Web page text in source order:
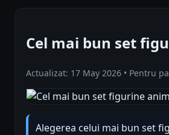
Cel mai bun set
Actualizat: 17 May 2026 • Pentru
Alegerea celui mai bun set